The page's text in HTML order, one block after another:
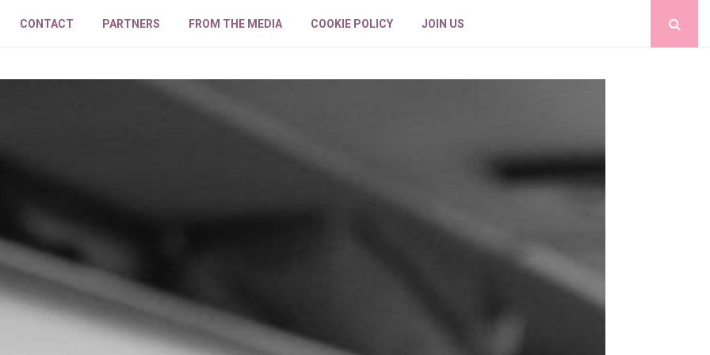
CONTACT PARTNERS FROM THE MEDIA COOKIE POLICY JOIN US